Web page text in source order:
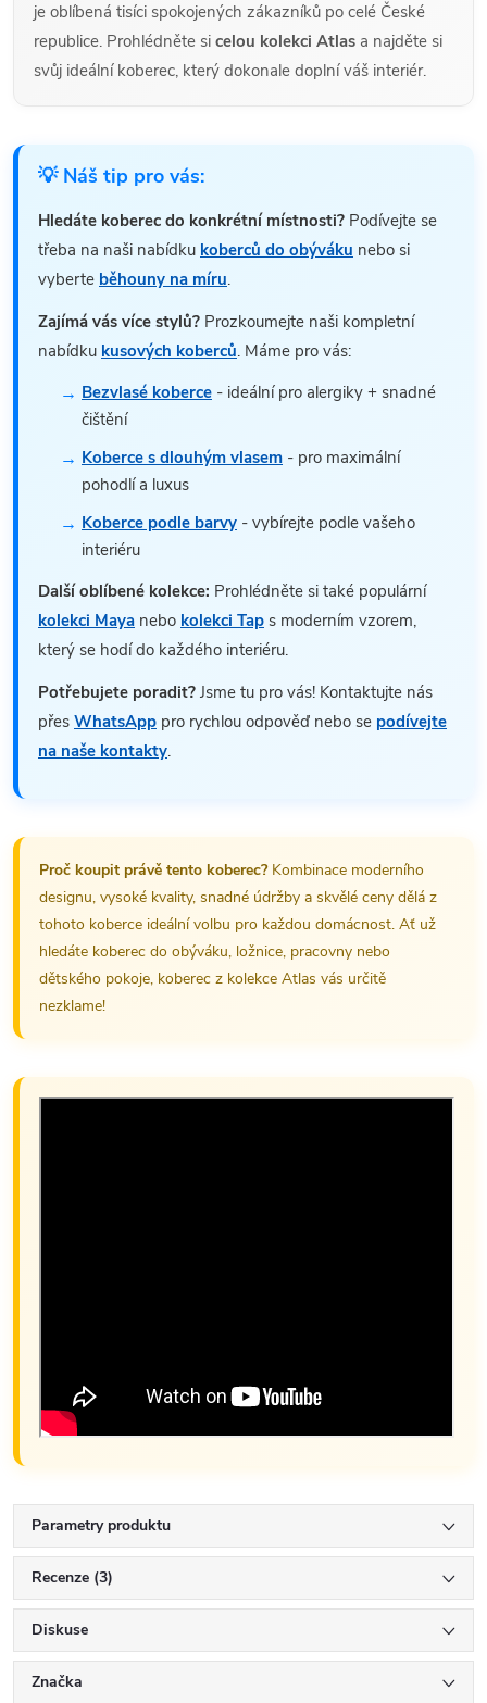
je oblíbená tisíci spokojených zákazníků po celé České
republice. Prohlédněte si celou kolekci Atlas a najděte si
svůj ideální koberec, který dokonale doplní váš interiér.
💡 Náš tip pro vás:
Hledáte koberec do konkrétní místnosti? Podívejte se
třeba na naši nabídku koberců do obýváku nebo si
vyberte běhouny na míru.
Zajímá vás více stylů? Prozkoumejte naši kompletní
nabídku kusových koberců. Máme pro vás:
Bezvlasé koberce - ideální pro alergiky + snadné
čištění
Koberce s dlouhým vlasem - pro maximální
pohodlí a luxus
Koberce podle barvy - vybírejte podle vašeho
interiéru
Další oblíbené kolekce: Prohlédněte si také populární
kolekci Maya nebo kolekci Tap s moderním vzorem,
který se hodí do každého interiéru.
Potřebujete poradit? Jsme tu pro vás! Kontaktujte nás
přes WhatsApp pro rychlou odpověď nebo se podívejte
na naše kontakty.
Proč koupit právě tento koberec?Kombinace moderního
designu, vysoké kvality, snadné údržby a skvělé ceny dělá z
tohoto koberce ideální volbu pro každou domácnost. Ať už
hledáte koberec do obýváku, ložnice, pracovny nebo
dětského pokoje, koberec z kolekce Atlas vás určitě
nezklame!
Parametry produktu
Recenze (3)
Diskuse
Značka